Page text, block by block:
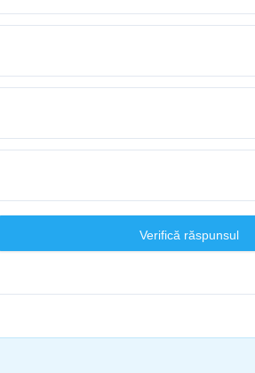
Verifică răspunsul